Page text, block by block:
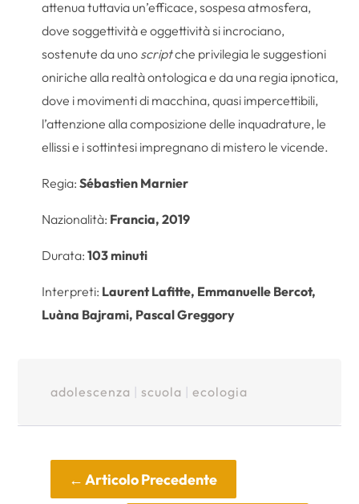
attenua tuttavia un’efficace, sospesa atmosfera,
dove soggettività e oggettività si incrociano,
sostenute da uno scriptche privilegia le suggestioni
oniriche alla realtà ontologica e da una regia ipnotica,
dove i movimenti di macchina, quasi impercettibili,
l’attenzione alla composizione delle inquadrature, le
ellissi e i sottintesi impregnano di mistero le vicende.
Regia:Sébastien Marnier
Nazionalità: Francia, 2019
Durata:103 minuti
Interpreti: Laurent Lafitte, Emmanuelle Bercot,
Luàna Bajrami, Pascal Greggory
adolescenza scuola ecologia
←Articolo Precedente